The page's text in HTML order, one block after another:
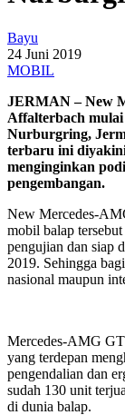
Bayu
24 Juni 2019
MOBIL
JERMAN – New
Affalterbach
Nurburgring,
terbaru ini
menginginkan
pengembangan.
New Mercedes-
mobil balap
pengujian dan siap
2019. Sehingga
nasional maupun
Mercedes-AMG
yang terdepan
pengendalian dan
sudah 130 unit
di dunia balap.